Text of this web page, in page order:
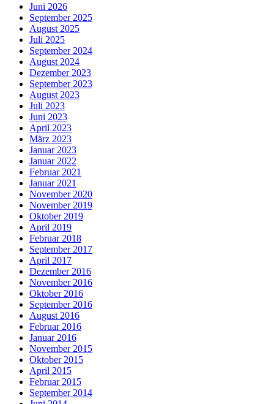
Juni 2026
September 2025
August 2025
Juli 2025
September 2024
August 2024
Dezember 2023
September 2023
August 2023
Juli 2023
Juni 2023
April 2023
März 2023
Januar 2023
Januar 2022
Februar 2021
Januar 2021
November 2020
November 2019
Oktober 2019
April 2019
Februar 2018
September 2017
April 2017
Dezember 2016
November 2016
Oktober 2016
September 2016
August 2016
Februar 2016
Januar 2016
November 2015
Oktober 2015
April 2015
Februar 2015
September 2014